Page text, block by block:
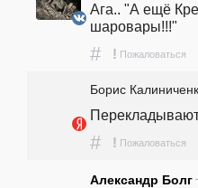
Ага.. "А ещё
шаровары!!!"
# ! Пожаловаться
Борис
# ! Пожаловаться
Александр Болг